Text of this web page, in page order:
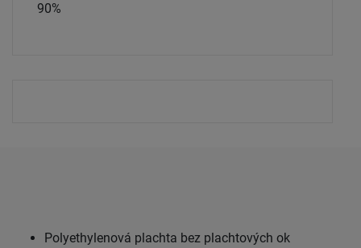
90%
Polyethylenová plachta bez plachtových ok